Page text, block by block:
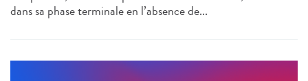
dans sa phase terminale en l’absence de...